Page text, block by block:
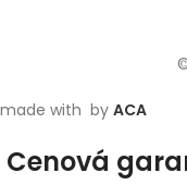
made with by ACA
Cenová